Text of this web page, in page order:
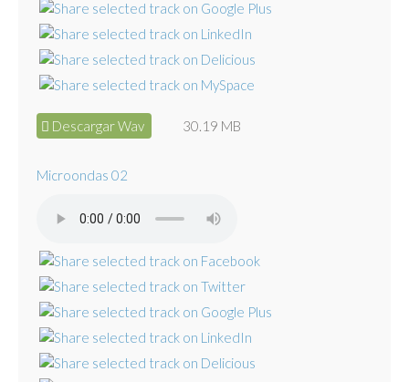
Descargar Wav 30.19 MB
Microondas 02